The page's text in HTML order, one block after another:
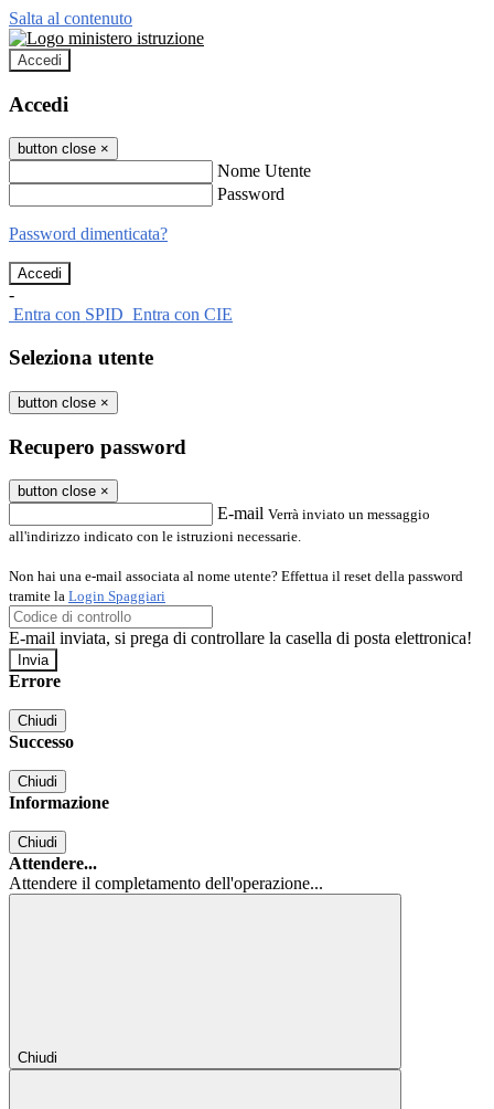
Salta al contenuto
Accedi
Accedi
button close ×
Nome Utente
Password
Password dimenticata?
-
Entra con SPID Entra con CIE
Seleziona utente
button close ×
Recupero password
button close ×
E-mail Verrà inviato un messaggio
all'indirizzo indicato con le istruzioni necessarie.
Non hai una e-mail associata al nome utente? Effettua il reset della password
tramite la Login Spaggiari
E-mail inviata, si prega di controllare la casella di posta elettronica!
Errore
Chiudi
Successo
Chiudi
Informazione
Chiudi
Attendere...
Attendere il completamento dell'operazione...
Chiudi